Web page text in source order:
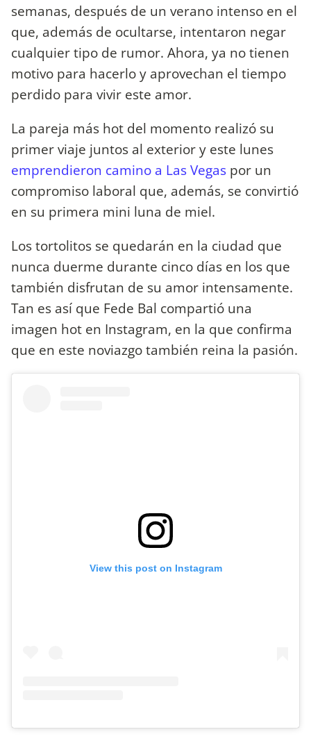
semanas, después de un verano intenso en el
que, además de ocultarse, intentaron negar
cualquier tipo de rumor. Ahora, ya no tienen
motivo para hacerlo y aprovechan el tiempo
perdido para vivir este amor.
La pareja más hot del momento realizó su
primer viaje juntos al exterior y este lunes
emprendieron camino a Las Vegas por un
compromiso laboral que, además, se convirtió
en su primera mini luna de miel.
Los tortolitos se quedarán en la ciudad que
nunca duerme durante cinco días en los que
también disfrutan de su amor intensamente.
Tan es así que Fede Bal compartió una
imagen hot en Instagram, en la que confirma
que en este noviazgo también reina la pasión.
View this post on Instagram